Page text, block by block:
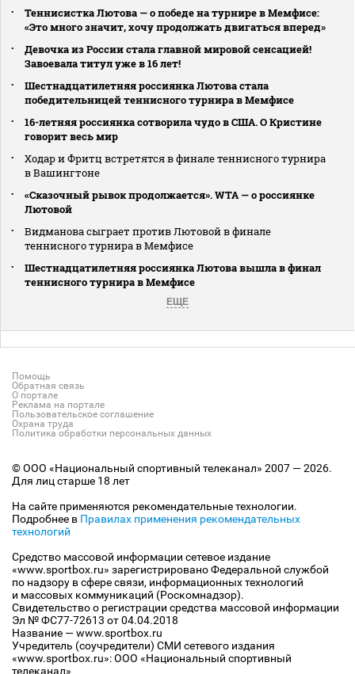
Теннисистка Лютова — о победе на турнире в Мемфисе:
«Это много значит, хочу продолжать двигаться вперед»
Девочка из России стала главной мировой сенсацией!
Завоевала титул уже в 16 лет!
Шестнадцатилетняя россиянка Лютова стала
победительницей теннисного турнира в Мемфисе
16-летняя россиянка сотворила чудо в США. О Кристине
говорит весь мир
Ходар и Фритц встретятся в финале теннисного турнира
в Вашингтоне
«Сказочный рывок продолжается». WTA — о россиянке
Лютовой
Видманова сыграет против Лютовой в финале
теннисного турнира в Мемфисе
Шестнадцатилетняя россиянка Лютова вышла в финал
теннисного турнира в Мемфисе
ЕЩЕ
Помощь
Обратная связь
О портале
Реклама на портале
Пользовательское соглашение
Охрана труда
Политика обработки персональных данных
© ООО «Национальный спортивный телеканал» 2007 — 2026.
Для лиц старше 18 лет
На сайте применяются рекомендательные технологии.
Подробнее в Правилах применения рекомендательных
технологий
Средство массовой информации сетевое издание
«www.sportbox.ru» зарегистрировано Федеральной службой
по надзору в сфере связи, информационных технологий
и массовых коммуникаций (Роскомнадзор).
Свидетельство о регистрации средства массовой информации
Эл № ФС77-72613 от 04.04.2018
Название — www.sportbox.ru
Учредитель (соучредители) СМИ сетевого издания
«www.sportbox.ru»: ООО «Национальный спортивный
телеканал»